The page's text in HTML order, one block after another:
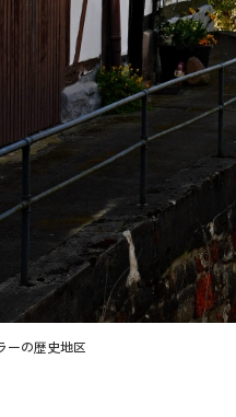
ーの歴史地区